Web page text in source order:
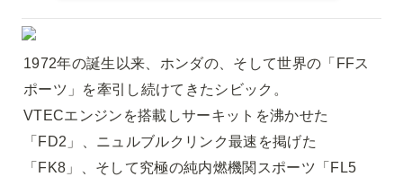
1972年の誕生以来、ホンダの、そして世界の「FFス
ポーツ」を牽引し続けてきたシビック。
VTECエンジンを搭載しサーキットを沸かせた
「FD2」、ニュルブルクリンク最速を掲げた
「FK8」、そして究極の純内燃機関スポーツ「FL5